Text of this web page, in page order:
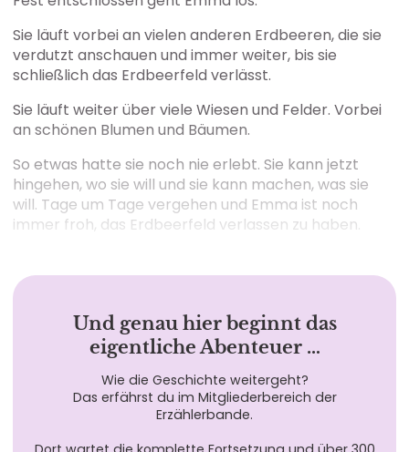
Sie läuft vorbei an vielen anderen Erdbeeren, die sie
verdutzt anschauen und immer weiter, bis sie
schließlich das Erdbeerfeld verlässt.
Sie läuft weiter über viele Wiesen und Felder. Vorbei
an schönen Blumen und Bäumen.
So etwas hatte sie noch nie erlebt. Sie kann jetzt
hingehen, wo sie will und sie kann machen, was sie
will. Tage um Tage vergehen und Emma ist noch
immer froh, das Erdbeerfeld verlassen zu haben.
Und genau hier beginnt das
eigentliche Abenteuer …
Wie die Geschichte weitergeht?
Das erfährst du im Mitgliederbereich der
Erzählerbande.